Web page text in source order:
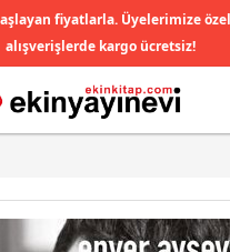
fiyatlarla. Üyelerimize
alışverişlerde kargo ücretsiz!